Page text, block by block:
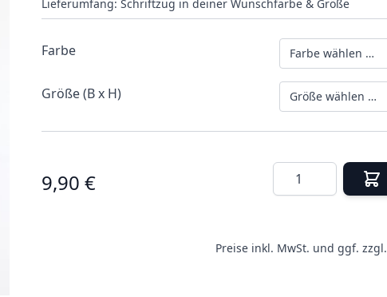
Lieferumfang: Schriftzug in deiner Wunschfarbe & Größe
Farbe Farbe wählen …
Größe (B x H) Größe wählen …
9,90 € Menge
Preise inkl. MwSt. und ggf. zzgl.